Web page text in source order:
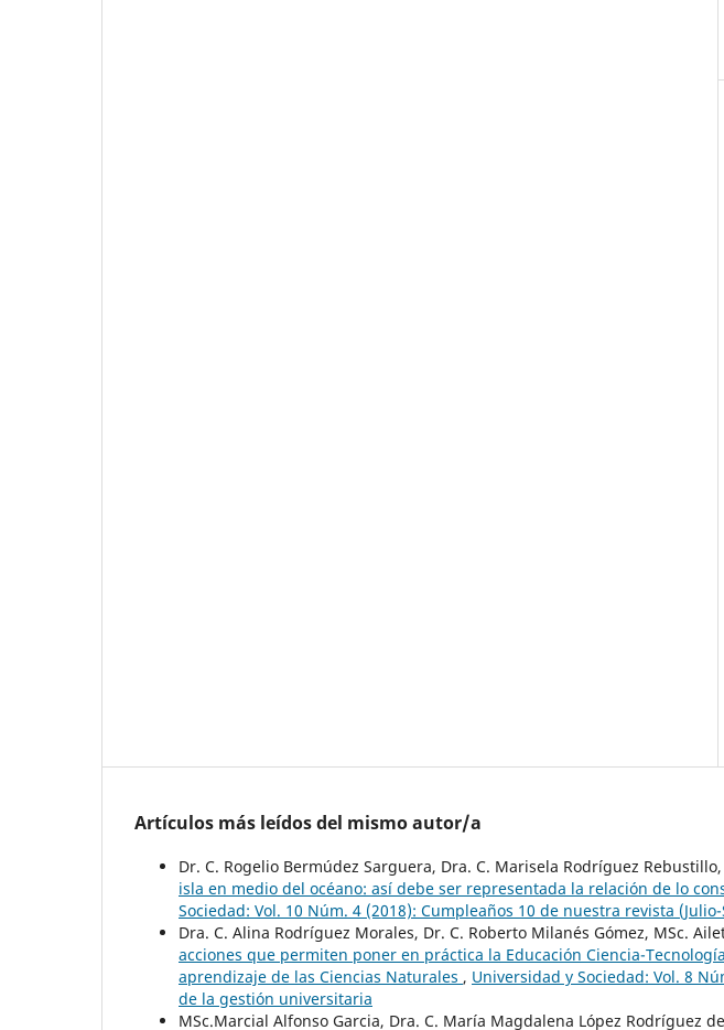
Artículos más leídos del mismo autor/a
Dr. C. Rogelio Bermúdez Sarguera, Dra. C. Marisela Rodríguez
isla en medio del océano: así debe ser representada la relación de lo
Sociedad: Vol. 10 Núm. 4 (2018): Cumpleaños 10 de nuestra revista
Dra. C. Alina Rodríguez Morales, Dr. C. Roberto Milanés Gómez, MSc.
acciones que permiten poner en práctica la Educación Ciencia-
aprendizaje de las Ciencias Naturales , Universidad y Sociedad: Vol. 8
de la gestión universitaria
MSc.Marcial Alfonso Garcia, Dra. C. María Magdalena López Rodríguez